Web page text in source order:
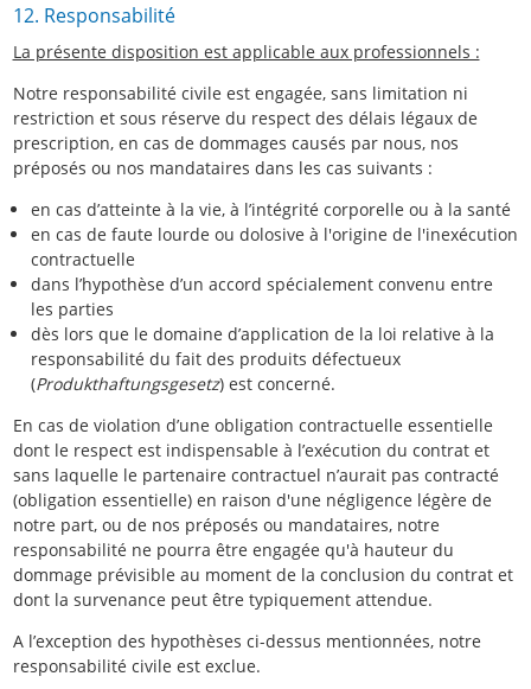
12. Responsabilité
La présente disposition est applicable aux professionnels :
Notre responsabilité civile est engagée, sans limitation ni
restriction et sous réserve du respect des délais légaux de
prescription, en cas de dommages causés par nous, nos
préposés ou nos mandataires dans les cas suivants :
en cas d’atteinte à la vie, à l’intégrité corporelle ou à la santé
en cas de faute lourde ou dolosive à l'origine de l'inexécution
contractuelle
dans l’hypothèse d’un accord spécialement convenu entre
les parties
dès lors que le domaine d’application de la loi relative à la
responsabilité du fait des produits défectueux
(Produkthaftungsgesetz) est concerné.
En cas de violation d’une obligation contractuelle essentielle
dont le respect est indispensable à l’exécution du contrat et
sans laquelle le partenaire contractuel n’aurait pas contracté
(obligation essentielle) en raison d'une négligence légère de
notre part, ou de nos préposés ou mandataires, notre
responsabilité ne pourra être engagée qu'à hauteur du
dommage prévisible au moment de la conclusion du contrat et
dont la survenance peut être typiquement attendue.
A l’exception des hypothèses ci-dessus mentionnées, notre
responsabilité civile est exclue.